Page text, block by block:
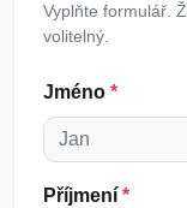
Vyplňte formulář.
volitelný.
Jméno *
Příjmení *